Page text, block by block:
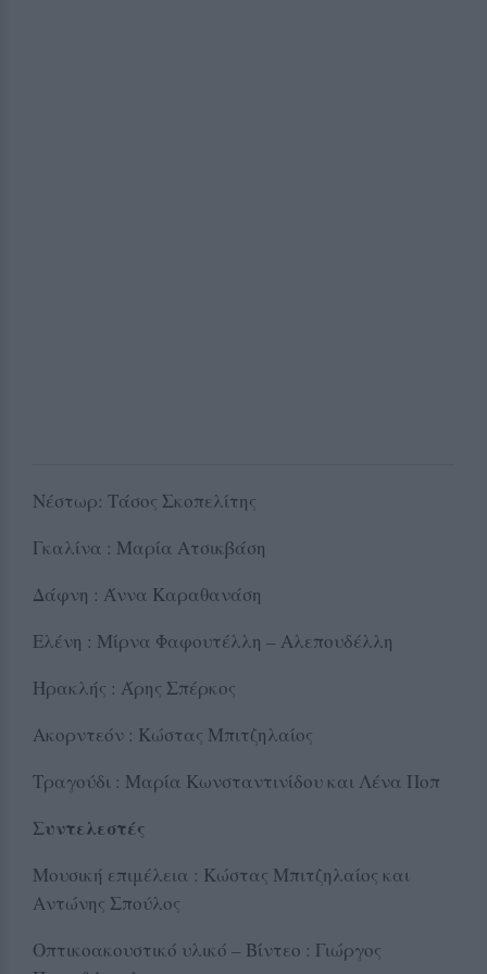
Νέστωρ: Τάσος Σκοπελίτης
Γκαλίνα : Μαρία Ατσικβάση
Δάφνη : Άννα Καραθανάση
Ελένη : Μίρνα Φαφουτέλλη – Αλεπουδέλλη
Ηρακλής : Άρης Σπέρκος
Ακορντεόν : Κώστας Μπιτζηλαίος
Τραγούδι : Μαρία Κωνσταντινίδου και Λένα Ποπ
Συντελεστές
Μουσική επιμέλεια : Κώστας Μπιτζηλαίος και
Αντώνης Σπούλος
Οπτικοακουστικό υλικό – Βίντεο : Γιώργος